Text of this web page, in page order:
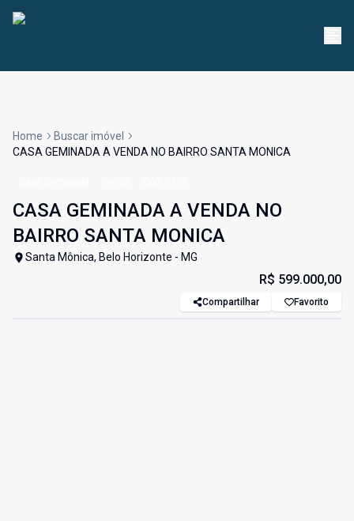
Home
Buscar imóvel
CASA GEMINADA A VENDA NO BAIRRO SANTA MONICA
CASA GEMINADA A VENDA NO
BAIRRO SANTA MONICA
Santa Mônica, Belo Horizonte - MG
R$ 599.000,00
Compartilhar Favorito